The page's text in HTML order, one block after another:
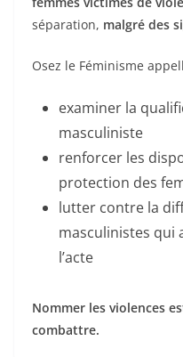
séparation, malgré des
Osez le Féminisme
examiner la
masculiniste
renforcer les
protection des
lutter contre la
masculinistes qui
l’acte
Nommer les violences
combattre.